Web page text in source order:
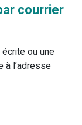
courrier
ou une
à l’adresse